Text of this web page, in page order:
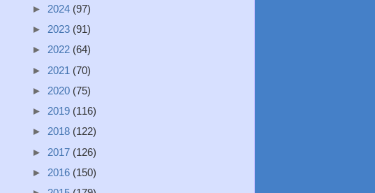
► 2024 (97)
► 2023 (91)
► 2022 (64)
► 2021 (70)
► 2020 (75)
► 2019 (116)
► 2018 (122)
► 2017 (126)
► 2016 (150)